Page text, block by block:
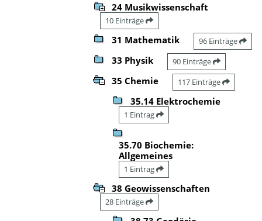
24 Musikwissenschaft
10 Einträge
31 Mathematik 96 Einträge
33 Physik 90 Einträge
35 Chemie 117 Einträge
35.14 Elektrochemie
1 Eintrag
35.70 Biochemie:
Allgemeines
1 Eintrag
38 Geowissenschaften
28 Einträge